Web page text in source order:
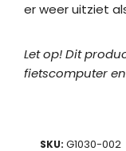
er weer uitziet
Let op! Dit
fietscomputer
SKU: G1030-002